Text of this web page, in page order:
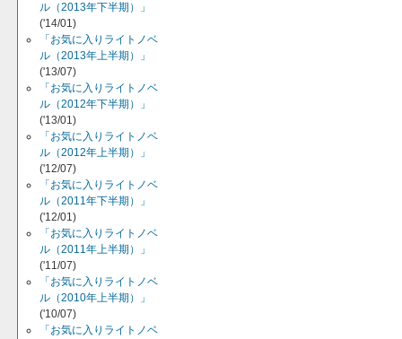
ル（2013年下半期）」
('14/01)
「お気に入りライトノベ
ル（2013年上半期）」
('13/07)
「お気に入りライトノベ
ル（2012年下半期）」
('13/01)
「お気に入りライトノベ
ル（2012年上半期）」
('12/07)
「お気に入りライトノベ
ル（2011年下半期）」
('12/01)
「お気に入りライトノベ
ル（2011年上半期）」
('11/07)
「お気に入りライトノベ
ル（2010年上半期）」
('10/07)
「お気に入りライトノベ